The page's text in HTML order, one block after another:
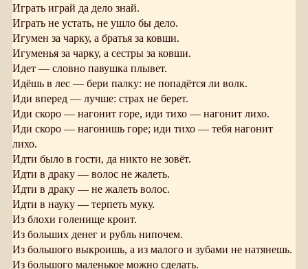
Играть играй да дело знай.
Играть не устать, не ушло бы дело.
Игумен за чарку, а братья за ковши.
Игуменья за чарку, а сестры за ковши.
Идет — словно павушка плывет.
Идёшь в лес — бери палку: не попадётся ли волк.
Иди вперед — лучше: страх не берет.
Иди скоро — нагонит горе, иди тихо — нагонит лихо.
Иди скоро — нагонишь горе; иди тихо — тебя нагонит
лихо.
Идти было в гости, да никто не зовёт.
Идти в драку — волос не жалеть.
Идти в драку — не жалеть волос.
Идти в науку — терпеть муку.
Из блохи голенище кроит.
Из больших денег и рубль нипочем.
Из большого выкроишь, а из малого и зубами не натянешь.
Из большого маленькое можно сделать.